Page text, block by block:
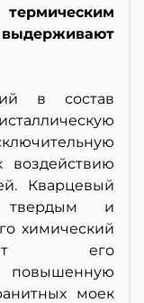
в состав
воздействию
Кварцевый
твердым и
химический
его
моек